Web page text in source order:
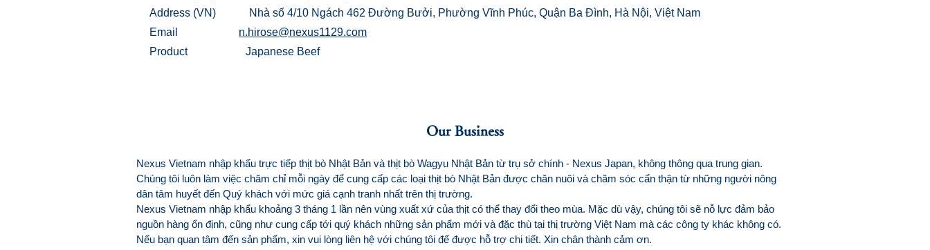
​Address (VN)
Nhà số 4/10 Ngách 462 Đường Bưởi, Phường Vĩnh Phúc, Quận Ba Đình, Hà Nội, Việt Nam
Email
n.hirose@nexus1129.com
Product Japanese Beef
Our Business
Nexus Vietnam nhập khẩu trực tiếp thịt bò Nhật Bản và thịt bò Wagyu Nhật Bản từ trụ sở chính - Nexus Japan, không thông qua trung gian.
Chúng tôi luôn làm việc chăm chỉ mỗi ngày để cung cấp các loại thịt bò Nhật Bản được chăn nuôi và chăm sóc cẩn thận từ những người nông
dân tâm huyết đến Quý khách với mức giá cạnh tranh nhất trên thị trường.
Nexus Vietnam nhập khẩu khoảng 3 tháng 1 lần nên vùng xuất xứ của thịt có thể thay đổi theo mùa. Mặc dù vậy, chúng tôi sẽ nỗ lực đảm bảo
nguồn hàng ổn định, cũng như cung cấp tới quý khách những sản phẩm mới và đặc thù tại thị trường Việt Nam mà các công ty khác không có.
Nếu bạn quan tâm đến sản phẩm, xin vui lòng liên hệ với chúng tôi để được hỗ trợ chi tiết. Xin chân thành cảm ơn.